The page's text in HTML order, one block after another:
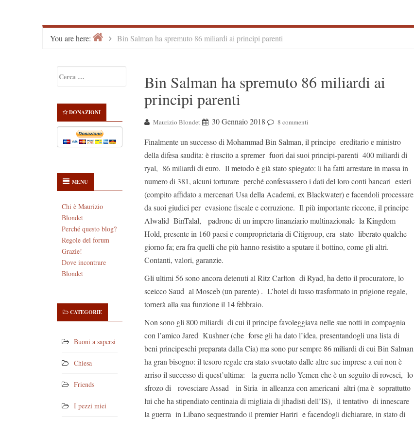
You are here: HomeBin Salman ha spremuto 86 miliardi ai principi parenti
Sidebar
per:
DONAZIONI
MENU
Chi è Maurizio
Blondet
Perché questo blog?
Regole del forum
Grazie!
Dove incontrare
Blondet
CATEGORIE
Buoni a sapersi
Chiesa
Friends
I pezzi miei
Bin Salman ha spremuto 86 miliardi ai
principi parenti
Maurizio Blondet 30 Gennaio 2018 8 commenti
Finalmente un successo di Mohammad Bin Salman, il principe ereditario e ministro
della difesa saudita: è riuscito a spremer fuori dai suoi principi-parenti 400 miliardi di
ryal, 86 miliardi di euro. Il metodo è già stato spiegato: li ha fatti arrestare in massa in
numero di 381, alcuni torturare perché confessassero i dati del loro conti bancari esteri
(compito affidato a mercenari Usa della Academi, ex Blackwater) e facendoli processare
da suoi giudici per evasione fiscale e corruzione. Il più importante riccone, il principe
Alwalid BinTalal, padrone di un impero finanziario multinazionale la Kingdom
Hold, presente in 160 paesi e comproprietaria di Citigroup, era stato liberato qualche
giorno fa; era fra quelli che più hanno resistito a sputare il bottino, come gli altri.
Contanti, valori, garanzie.
Gli ultimi 56 sono ancora detenuti al Ritz Carlton di Ryad, ha detto il procuratore, lo
sceicco Saud al Mosceb (un parente) . L’hotel di lusso trasformato in prigione regale,
tornerà alla sua funzione il 14 febbraio.
Non sono gli 800 miliardi di cui il principe favoleggiava nelle sue notti in compagnia
con l’amico Jared Kushner (che forse gli ha dato l’idea, presentandogli una lista di
beni principeschi preparata dalla Cia) ma sono pur sempre 86 miliardi di cui Bin Salman
ha gran bisogno: il tesoro regale era stato svuotato dalle altre sue imprese a cui non è
arriso il successo di quest’ultima: la guerra nello Yemen che è un seguito di rovesci, lo
sfrozo di rovesciare Assad in Siria in alleanza con americani altri (ma è soprattutto
lui che ha stipendiato centinaia di migliaia di jihadisti dell’IS), il tentativo di innescare
la guerra in Libano sequestrando il premier Hariri e facendogli dichiarare, in stato di